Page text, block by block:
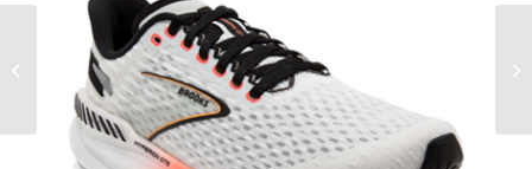
10 Jahre – Bunert in
Siegburg